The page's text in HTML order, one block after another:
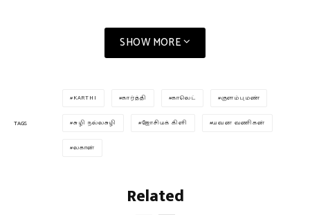
SHOW MORE
TAGS
KARTHI கார்த்தி காலெட் குளம்புமண்
சுழி நல்லசுழி ஜோசியக் கிளி யவன வணிகன்
லகான்
Related